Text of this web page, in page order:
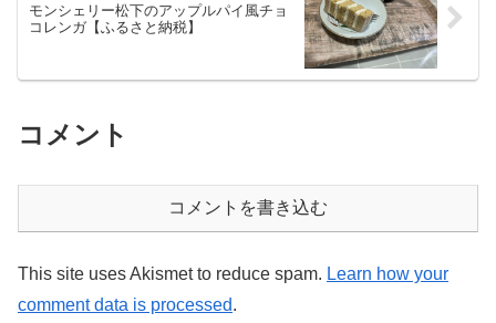
モンシェリー松下のアップルパイ風チョ
コレンガ【ふるさと納税】
コメント
コメントを書き込む
This site uses Akismet to reduce spam. Learn how your
comment data is processed.